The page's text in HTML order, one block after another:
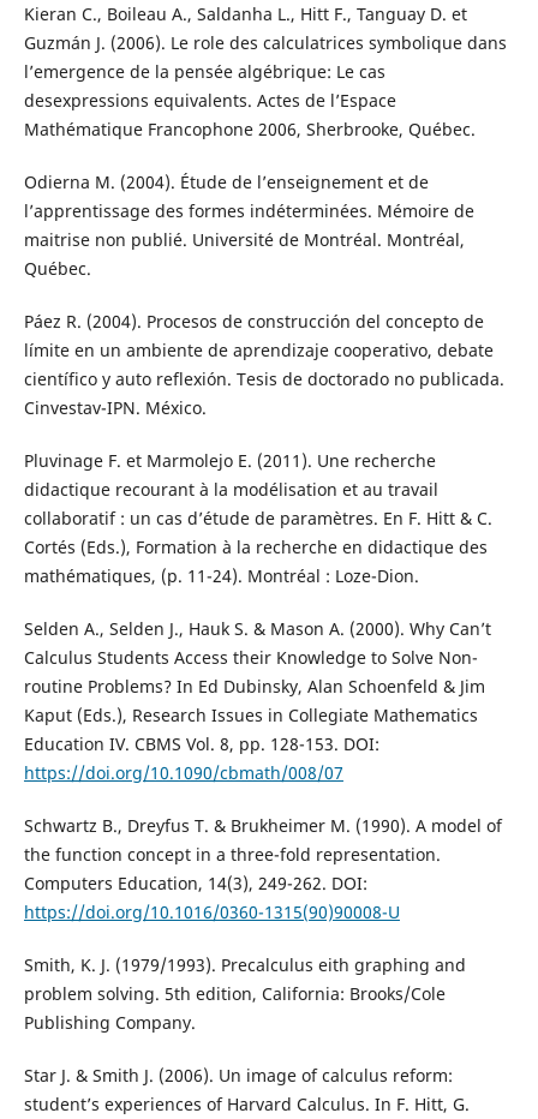
Kieran C., Boileau A., Saldanha L., Hitt F., Tanguay D. et
Guzmán J. (2006). Le role des calculatrices symbolique dans
l’emergence de la pensée algébrique: Le cas
desexpressions equivalents. Actes de l’Espace
Mathématique Francophone 2006, Sherbrooke, Québec.
Odierna M. (2004). Étude de l’enseignement et de
l’apprentissage des formes indéterminées. Mémoire de
maitrise non publié. Université de Montréal. Montréal,
Québec.
Páez R. (2004). Procesos de construcción del concepto de
límite en un ambiente de aprendizaje cooperativo, debate
científico y auto reflexión. Tesis de doctorado no publicada.
Cinvestav-IPN. México.
Pluvinage F. et Marmolejo E. (2011). Une recherche
didactique recourant à la modélisation et au travail
collaboratif : un cas d’étude de paramètres. En F. Hitt & C.
Cortés (Eds.), Formation à la recherche en didactique des
mathématiques, (p. 11-24). Montréal : Loze-Dion.
Selden A., Selden J., Hauk S. & Mason A. (2000). Why Can’t
Calculus Students Access their Knowledge to Solve Non-
routine Problems? In Ed Dubinsky, Alan Schoenfeld & Jim
Kaput (Eds.), Research Issues in Collegiate Mathematics
Education IV. CBMS Vol. 8, pp. 128-153. DOI:
https://doi.org/10.1090/cbmath/008/07
Schwartz B., Dreyfus T. & Brukheimer M. (1990). A model of
the function concept in a three-fold representation.
Computers Education, 14(3), 249-262. DOI:
https://doi.org/10.1016/0360-1315(90)90008-U
Smith, K. J. (1979/1993). Precalculus eith graphing and
problem solving. 5th edition, California: Brooks/Cole
Publishing Company.
Star J. & Smith J. (2006). Un image of calculus reform:
student’s experiences of Harvard Calculus. In F. Hitt, G.